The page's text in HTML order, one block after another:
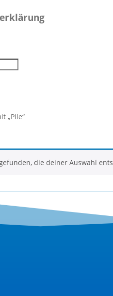
„Pile“
die deiner Auswahl